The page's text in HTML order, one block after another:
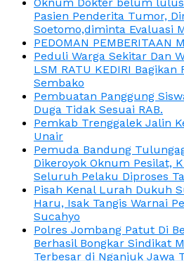
Pasien Penderita Tumor,
Soetomo,diminta Evaluasi
PEDOMAN PEMBERITAAN
Peduli Warga Sekitar Dan
LSM RATU KEDIRI Bagikan
Sembako
Pembuatan Panggung
Duga Tidak Sesuai RAB.
Pemkab Trenggalek Jalin
Unair
Pemuda Bandung
Dikeroyok Oknum Pesilat,
Seluruh Pelaku Diproses
Pisah Kenal Lurah Dukuh
Haru, Isak Tangis Warnai
Sucahyo
Polres Jombang Patut Di
Berhasil Bongkar Sindikat
Terbesar di Nganjuk Jawa